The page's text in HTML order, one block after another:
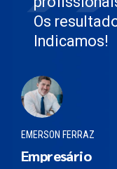
Os
Indicamos!
EMERSON FERRAZ
Empresário